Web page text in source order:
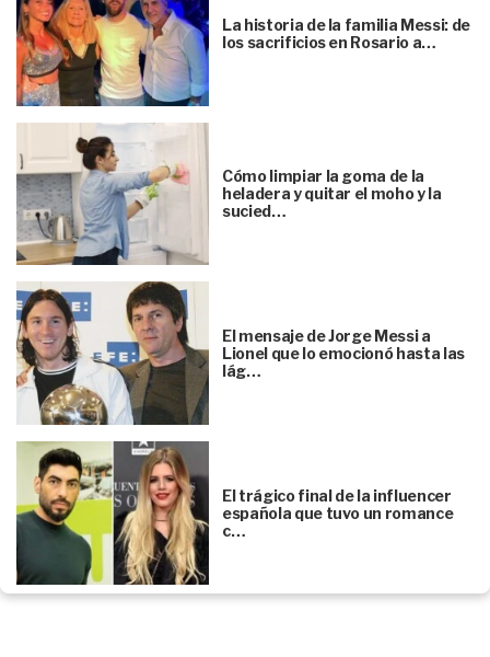
La historia de la familia Messi: de
los sacrificios en Rosario a…
Cómo limpiar la goma de la
heladera y quitar el moho y la
sucied…
El mensaje de Jorge Messi a
Lionel que lo emocionó hasta las
lág…
El trágico final de la influencer
española que tuvo un romance
c…